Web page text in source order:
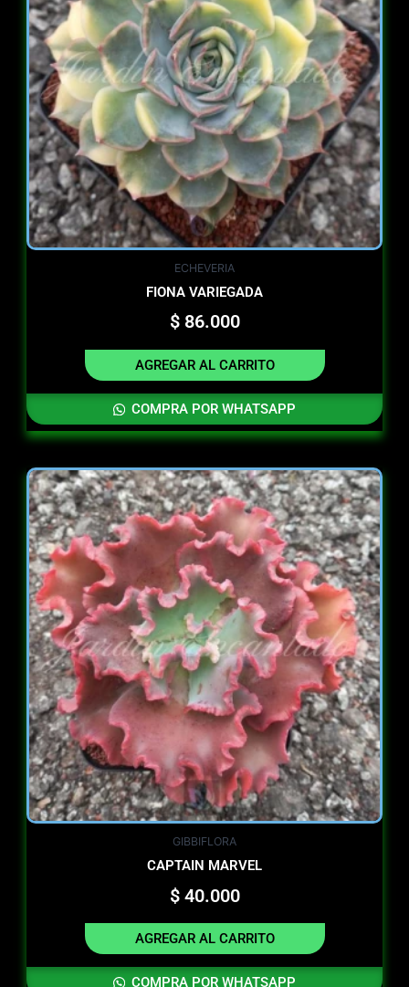
ECHEVERIA
FIONA VARIEGADA
$86.000
AGREGAR AL CARRITO
COMPRA POR WHATSAPP
GIBBIFLORA
CAPTAIN MARVEL
$40.000
AGREGAR AL CARRITO
COMPRA POR WHATSAPP